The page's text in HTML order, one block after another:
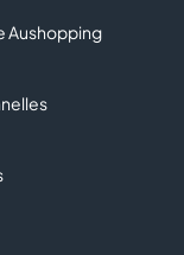
Aushopping